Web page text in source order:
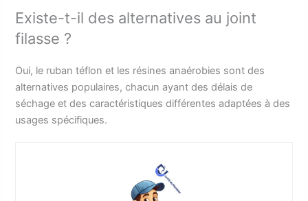
Existe-t-il des alternatives au joint
filasse ?
Oui, le ruban téflon et les résines anaérobies sont des
alternatives populaires, chacun ayant des délais de
séchage et des caractéristiques différentes adaptées à des
usages spécifiques.